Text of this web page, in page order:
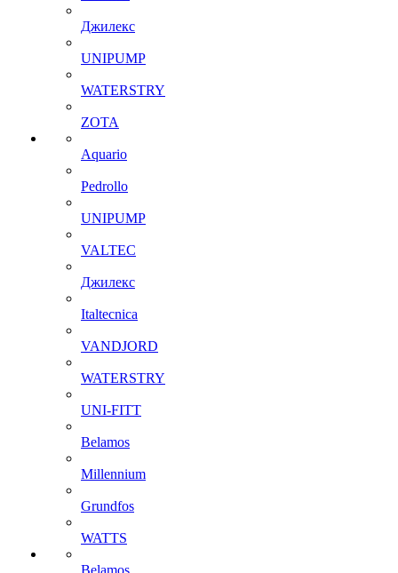
Джилекс
UNIPUMP
WATERSTRY
ZOTA
Aquario
Pedrollo
UNIPUMP
VALTEC
Джилекс
Italtecnica
VANDJORD
WATERSTRY
UNI-FITT
Belamos
Millennium
Grundfos
WATTS
Belamos